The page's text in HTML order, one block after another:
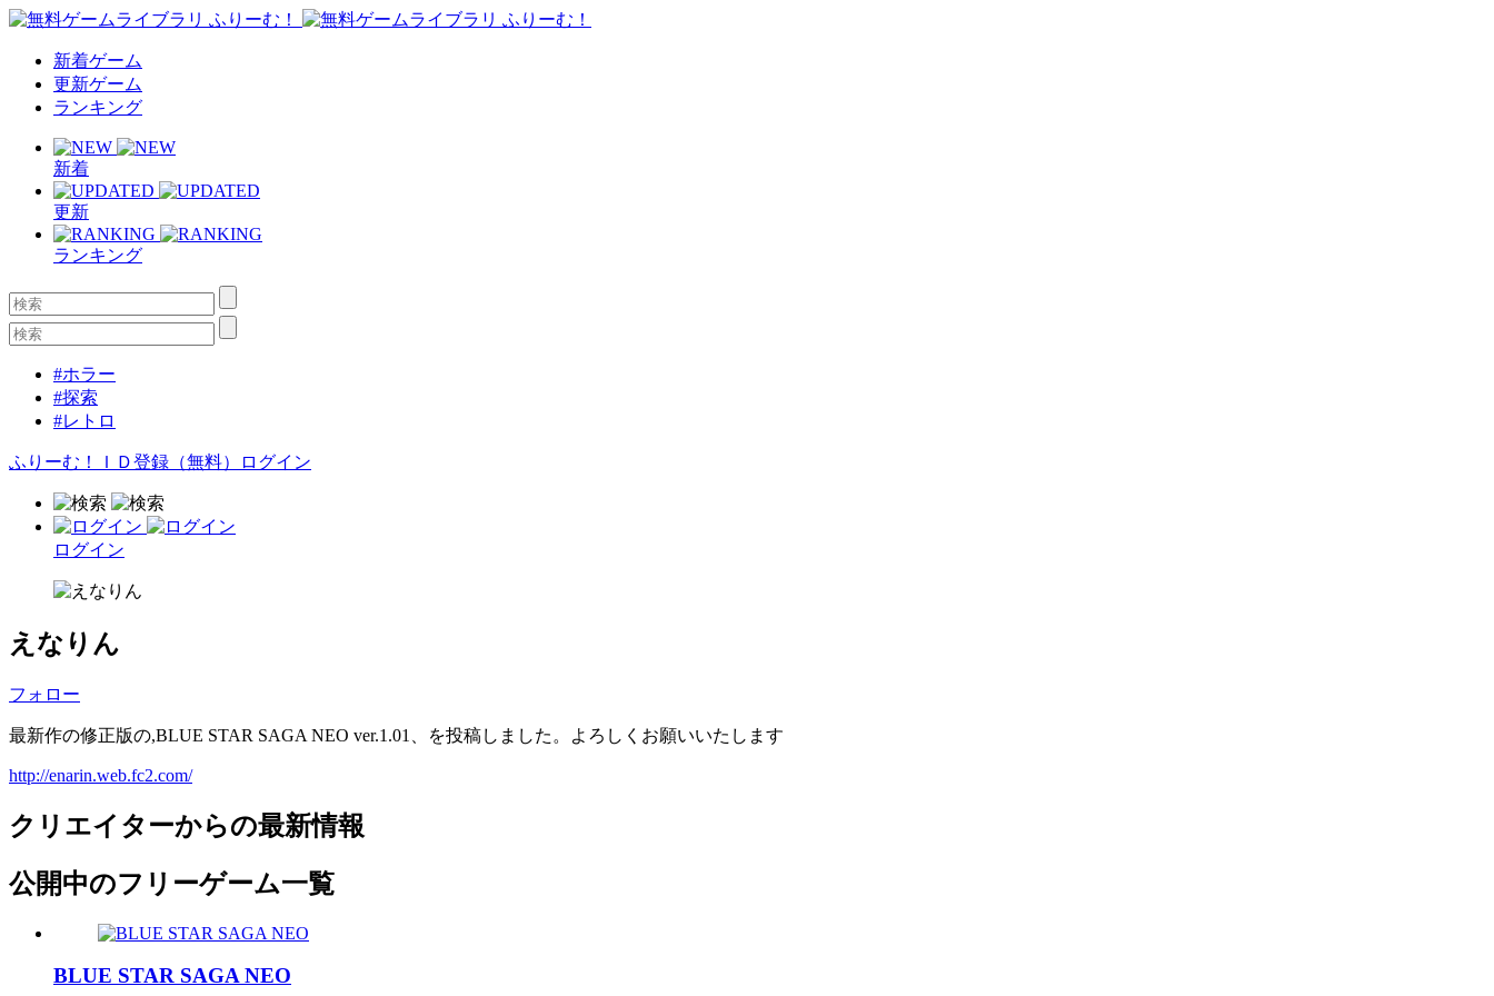
新着ゲーム
更新ゲーム
ランキング
新着
更新
ランキング
#ホラー
#探索
#レトロ
ふりーむ！ＩＤ登録（無料） ログイン
ログイン
えなりん
フォロー
最新作の修正版の,BLUE STAR SAGA NEO ver.1.01、を投稿しました。よろしくお願いいたします
http://enarin.web.fc2.com/
クリエイターからの最新情報
公開中のフリーゲーム一覧
BLUE STAR SAGA NEO